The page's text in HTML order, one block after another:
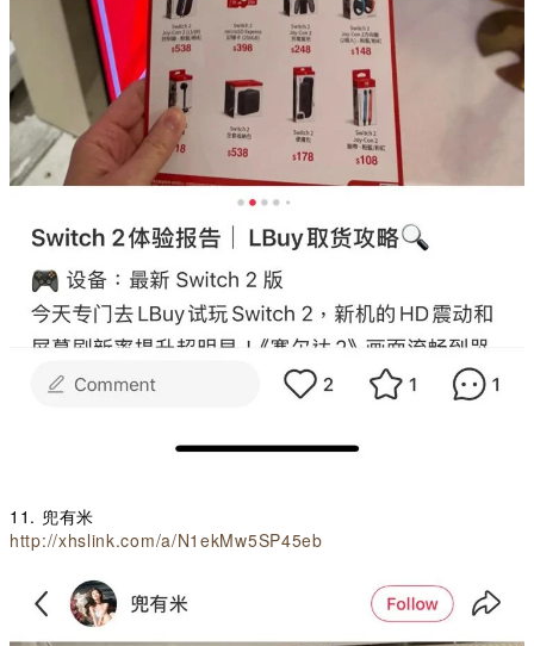
11. 兜有米
http://xhslink.com/a/N1ekMw5SP45eb